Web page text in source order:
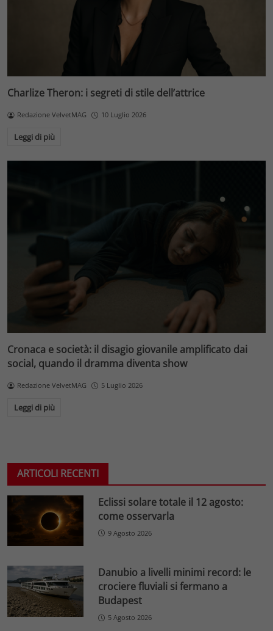
Charlize Theron: i segreti di stile dell’attrice
Redazione VelvetMAG 10 Luglio 2026
Leggi di più
Cronaca e società: il disagio giovanile amplificato dai
social, quando il dramma diventa show
Redazione VelvetMAG 5 Luglio 2026
Leggi di più
ARTICOLI RECENTI
Eclissi solare totale il 12 agosto:
come osservarla
9 Agosto 2026
Danubio a livelli minimi record: le
crociere fluviali si fermano a
Budapest
5 Agosto 2026